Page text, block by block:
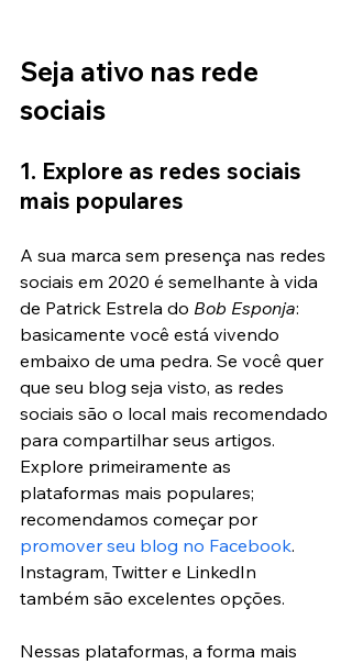
Seja ativo nas rede
sociais
1. Explore as redes sociais
mais populares
A sua marca sem presença nas redes
sociais em 2020 é semelhante à vida
de Patrick Estrela do Bob Esponja:
basicamente você está vivendo
embaixo de uma pedra. Se você quer
que seu blog seja visto, as redes
sociais são o local mais recomendado
para compartilhar seus artigos.
Explore primeiramente as
plataformas mais populares;
recomendamos começar por
promover seu blog no Facebook.
Instagram, Twitter e LinkedIn
também são excelentes opções.
Nessas plataformas, a forma mais